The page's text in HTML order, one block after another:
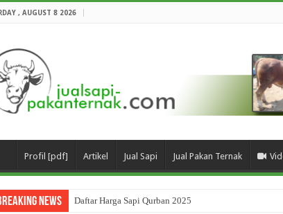
, AUGUST 8 2026
Profil [pdf] Artikel Jual Sapi Jual Pakan Ternak
News Daftar Harga Sapi Qurban 2025